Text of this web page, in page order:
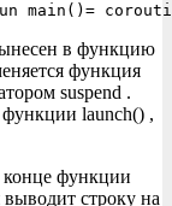
main()=
в функцию
функция
suspend .
launch() ,
функции
строку на